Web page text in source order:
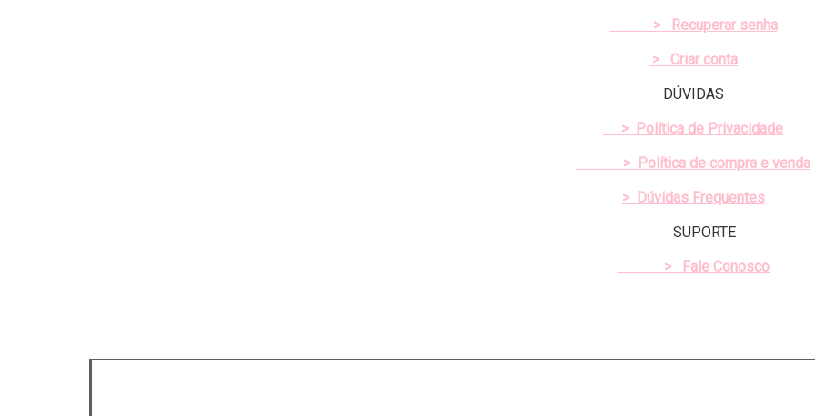
>
Recuperar senha
> Criar conta
DÚVIDAS
>
Política de Privacidade
>
Política de compra e venda
>
Dúvidas Frequentes
SUPORTE
>
Fale Conosco